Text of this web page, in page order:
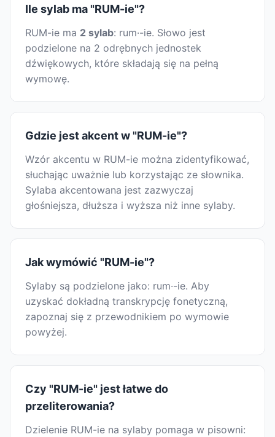
Ile sylab ma "RUM-ie"?
RUM-ie ma 2 sylab: rum·-ie. Słowo jest
podzielone na 2 odrębnych jednostek
dźwiękowych, które składają się na pełną
wymowę.
Gdzie jest akcent w "RUM-ie"?
Wzór akcentu w RUM-ie można zidentyfikować,
słuchając uważnie lub korzystając ze słownika.
Sylaba akcentowana jest zazwyczaj
głośniejsza, dłuższa i wyższa niż inne sylaby.
Jak wymówić "RUM-ie"?
Sylaby są podzielone jako: rum·-ie. Aby
uzyskać dokładną transkrypcję fonetyczną,
zapoznaj się z przewodnikiem po wymowie
powyżej.
Czy "RUM-ie" jest łatwe do
przeliterowania?
Dzielenie RUM-ie na sylaby pomaga w pisowni: